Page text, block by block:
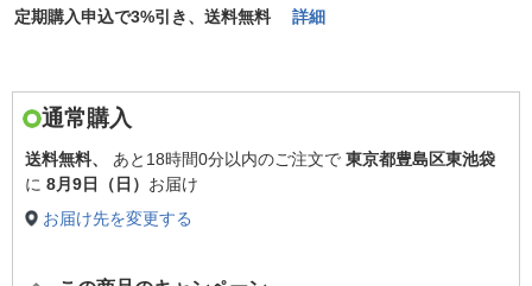
定期購入申込で3%引き、送料無料 詳細
通常購入
送料無料、 あと 18時間0分以内のご注文で 東京都豊島区東池袋
に 8月9日（日） お届け
お届け先を変更する